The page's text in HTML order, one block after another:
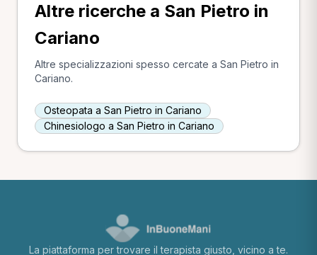
Altre ricerche a San Pietro in
Cariano
Altre specializzazioni spesso cercate a San Pietro in
Cariano.
Osteopata a San Pietro in Cariano
Chinesiologo a San Pietro in Cariano
La piattaforma per trovare il terapista giusto, vicino a te.